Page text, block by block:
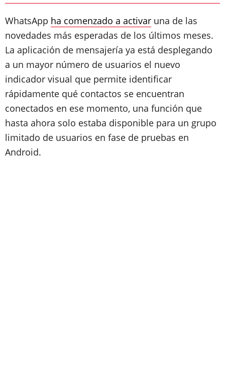
WhatsApp ha comenzado a activar una de las
novedades más esperadas de los últimos meses.
La aplicación de mensajería ya está desplegando
a un mayor número de usuarios el nuevo
indicador visual que permite identificar
rápidamente qué contactos se encuentran
conectados en ese momento, una función que
hasta ahora solo estaba disponible para un grupo
limitado de usuarios en fase de pruebas en
Android.